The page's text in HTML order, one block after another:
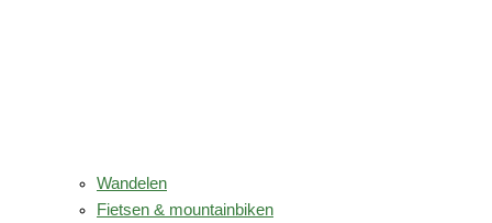
Wandelen
Fietsen & mountainbiken